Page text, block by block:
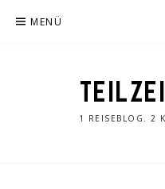
Inhalt MENÜ
1 REISEBLOG. 2